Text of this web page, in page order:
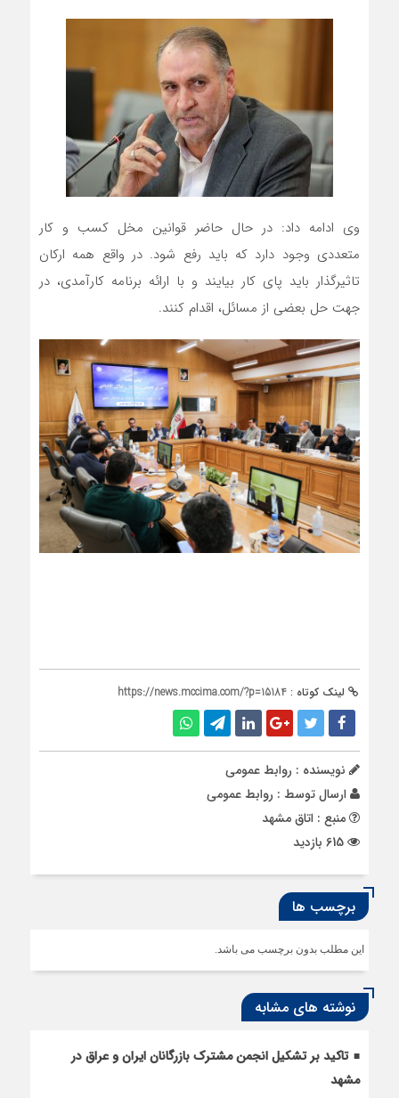
وی ادامه داد: در حال حاضر قوانین مخل کسب و کار
متعددی وجود دارد که باید رفع شود. در واقع همه ارکان
تاثیرگذار باید پای کار بیایند و با ارائه برنامه کارآمدی، در
جهت حل بعضی از مسائل، اقدام کنند.
لینک کوتاه : https://news.mccima.com/?p=15184
نویسنده : روابط عمومی
ارسال توسط : روابط عمومی
منبع : اتاق مشهد
برچسب ها
این مطلب بدون برچسب می باشد.
نوشته های مشابه
تاکید بر تشکیل انجمن مشترک بازرگانان ایران و عراق در
مشهد